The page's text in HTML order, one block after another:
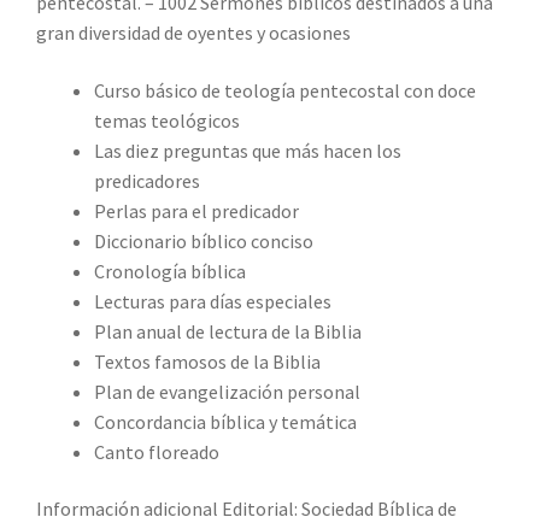
gran diversidad de oyentes y ocasiones
Curso básico de teología pentecostal con doce
temas teológicos
Las diez preguntas que más hacen los
predicadores
Perlas para el predicador
Diccionario bíblico conciso
Cronología bíblica
Lecturas para días especiales
Plan anual de lectura de la Biblia
Textos famosos de la Biblia
Plan de evangelización personal
Concordancia bíblica y temática
Canto floreado
Información adicional Editorial: Sociedad Bíblica de